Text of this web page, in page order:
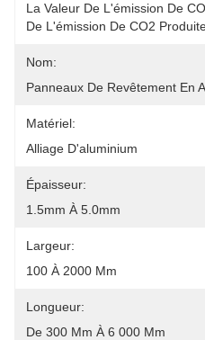
La Valeur De L'émission De
De L'émission De CO2
Nom:
Panneaux De Revêtement En
Matériel:
Alliage D'aluminium
Épaisseur:
1.5mm À 5.0mm
Largeur:
100 À 2000 Mm
Longueur:
De 300 Mm À 6 000 Mm